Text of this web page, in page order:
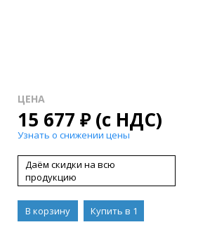
ЦЕНА
15 677 ₽(с НДС)
Узнать о снижении цены
Даём скидки на всю
продукцию
В корзину
Купить в 1